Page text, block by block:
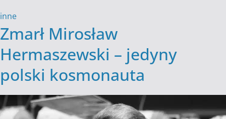
inne
Zmarł Mirosław
Hermaszewski – jedyny
polski kosmonauta